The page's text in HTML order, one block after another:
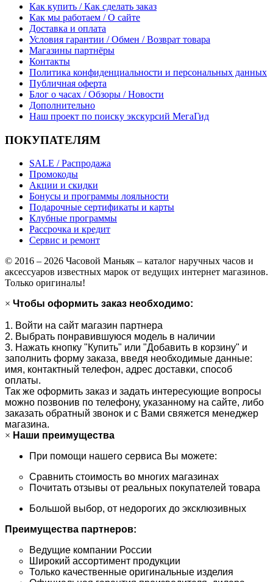
Как купить / Как сделать заказ
Как мы работаем / О сайте
Доставка и оплата
Условия гарантии / Обмен / Возврат товара
Магазины партнёры
Контакты
Политика конфиденциальности и персональных данных
Публичная оферта
Блог о часах / Обзоры / Новости
Дополнительно
Наш проект по поиску экскурсий МегаГид
ПОКУПАТЕЛЯМ
SALE / Распродажа
Промокоды
Акции и скидки
Бонусы и программы лояльности
Подарочные сертификаты и карты
Клубные программы
Рассрочка и кредит
Сервис и ремонт
© 2016 – 2026 Часовой Маньяк – каталог наручных часов и
аксессуаров известных марок от ведущих интернет магазинов.
Только оригиналы!
× Чтобы оформить заказ необходимо:
1. Войти на сайт магазин партнера
2. Выбрать понравившуюся модель в наличии
3. Нажать кнопку "Купить" или "Добавить в корзину" и
заполнить форму заказа, введя необходимые данные:
имя, контактный телефон, адрес доставки, способ
оплаты.
Так же оформить заказ и задать интересующие вопросы
можно позвонив по телефону, указанному на сайте, либо
заказать обратный звонок и с Вами свяжется менеджер
магазина.
× Наши преимущества
При помощи нашего сервиса Вы можете:
Сравнить стоимость во многих магазинах
Почитать отзывы от реальных покупателей товара
Большой выбор, от недорогих до эксклюзивных
Преимущества партнеров:
Ведущие компании России
Широкий ассортимент продукции
Только качественные оригинальные изделия